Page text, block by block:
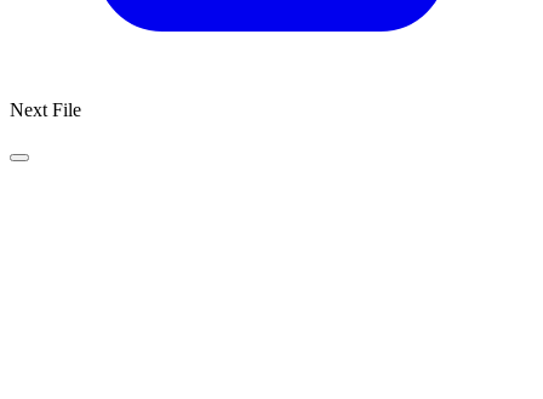
Next File